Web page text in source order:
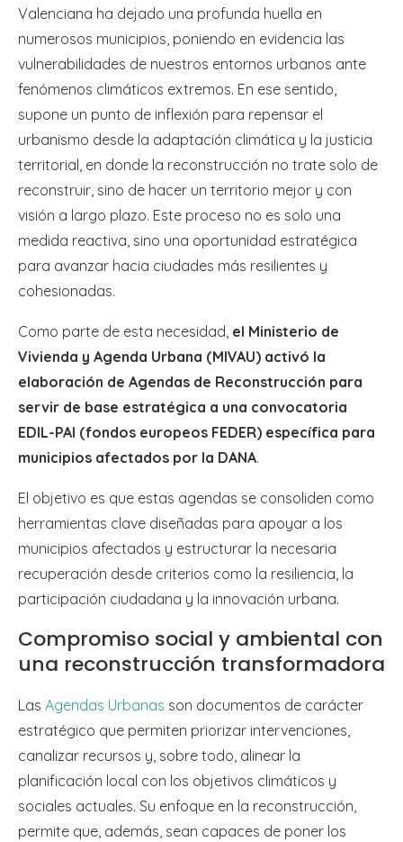
Valenciana ha dejado una profunda huella en
numerosos municipios, poniendo en evidencia las
vulnerabilidades de nuestros entornos urbanos ante
fenómenos climáticos extremos. En ese sentido,
supone un punto de inflexión para repensar el
urbanismo desde la adaptación climática y la justicia
territorial, en donde la reconstrucción no trate solo de
reconstruir, sino de hacer un territorio mejor y con
visión a largo plazo. Este proceso no es solo una
medida reactiva, sino una oportunidad estratégica
para avanzar hacia ciudades más resilientes y
cohesionadas.
Como parte de esta necesidad, el Ministerio de
Vivienda y Agenda Urbana (MIVAU) activó la
elaboración de Agendas de Reconstrucción para
servir de base estratégica a una convocatoria
EDIL-PAI (fondos europeos FEDER) específica para
municipios afectados por la DANA.
El objetivo es que estas agendas se consoliden como
herramientas clave diseñadas para apoyar a los
municipios afectados y estructurar la necesaria
recuperación desde criterios como la resiliencia, la
participación ciudadana y la innovación urbana.
Compromiso social y ambiental con
una reconstrucción transformadora
Las Agendas Urbanas son documentos de carácter
estratégico que permiten priorizar intervenciones,
canalizar recursos y, sobre todo, alinear la
planificación local con los objetivos climáticos y
sociales actuales. Su enfoque en la reconstrucción,
permite que, además, sean capaces de poner los